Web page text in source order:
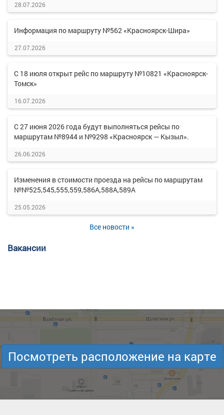
28.07.2026
Информация по маршруту №562 «Красноярск-Шира»
27.07.2026
С 18 июля открыт рейс по маршруту №10821 «Красноярск-
Томск»
16.07.2026
С 27 июня 2026 года будут выполняться рейсы по
маршрутам №8944 и №9298 «Красноярск — Кызыл».
26.06.2026
Изменения в стоимости проезда на рейсы по маршрутам
№№525,545,555,559,586А,588А,589А
25.05.2026
Все новости »
Вакансии
Посмотреть расположение на карте